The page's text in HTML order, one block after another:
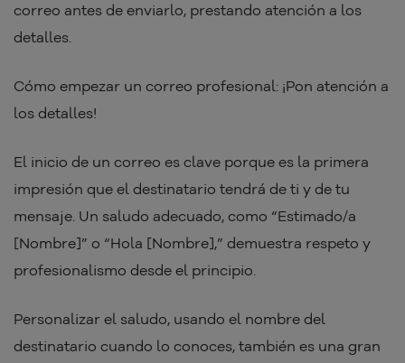
correo antes de enviarlo, prestando atención a los
detalles.
Cómo empezar un correo profesional: ¡Pon atención a
los detalles!
El inicio de un correo es clave porque es la primera
impresión que el destinatario tendrá de ti y de tu
mensaje. Un saludo adecuado, como “Estimado/a
[Nombre]” o “Hola [Nombre],” demuestra respeto y
profesionalismo desde el principio.
Personalizar el saludo, usando el nombre del
destinatario cuando lo conoces, también es una gran